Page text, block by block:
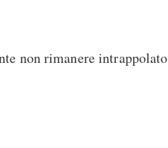
non rimanere intrappolato